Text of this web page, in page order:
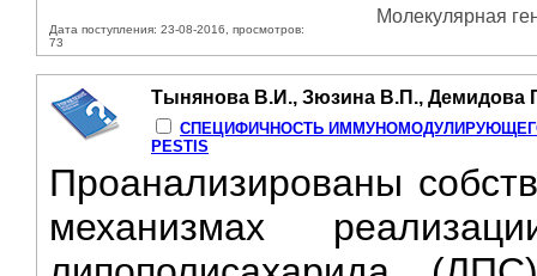
Дата поступления: 23-08-2016, просмотров:
73
Молекулярная
Тынянова В.И., Зюзина В.П., Демидова
СПЕЦИФИЧНОСТЬ
PESTIS
Проанализированы
механизмах